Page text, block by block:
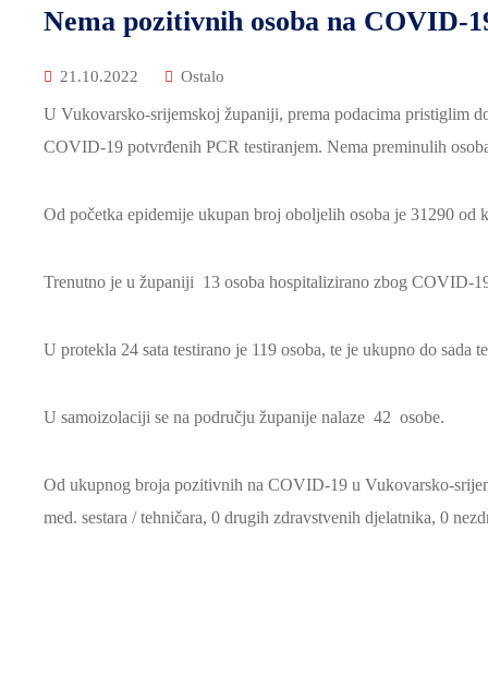
Nema pozitivnih osoba na COVID-
21.10.2022 Ostalo
U Vukovarsko-srijemskoj županiji, prema podacima pristiglim
COVID-19 potvrđenih PCR testiranjem. Nema preminulih
Od početka epidemije ukupan broj oboljelih osoba je 31290
Trenutno je u županiji 13 osoba hospitalizirano zbog COVID-
U protekla 24 sata testirano je 119 osoba, te je ukupno do sada
U samoizolaciji se na području županije nalaze 42 osobe.
Od ukupnog broja pozitivnih na COVID-19 u Vukovarsko-
med. sestara / tehničara, 0 drugih zdravstvenih djelatnika, 0